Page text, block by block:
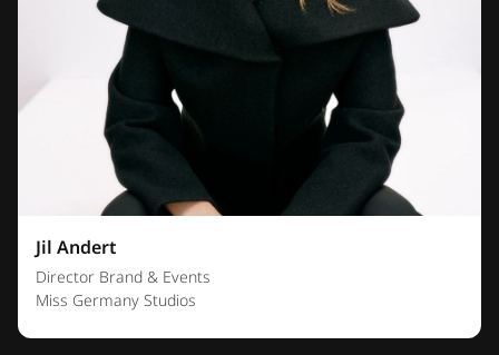
Jil Andert
Director Brand & Events
Miss Germany Studios